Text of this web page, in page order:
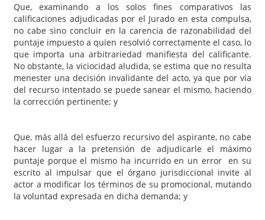
Que, examinando a los solos fines comparativos las
calificaciones adjudicadas por el Jurado en esta compulsa,
no cabe sino concluir en la carencia de razonabilidad del
puntaje impuesto a quien resolvió correctamente el caso, lo
que importa una arbitrariedad manifiesta del calificante.
No obstante, la viciocidad aludida, se estima que no resulta
menester una decisión invalidante del acto, ya que por vía
del recurso intentado se puede sanear el mismo, haciendo
la corrección pertinente; y
Que, más allá del esfuerzo recursivo del aspirante, no cabe
hacer lugar a la pretensión de adjudicarle el máximo
puntaje porque el mismo ha incurrido en un error en su
escrito al impulsar que el órgano jurisdiccional invite al
actor a modificar los términos de su promocional, mutando
la voluntad expresada en dicha demanda; y